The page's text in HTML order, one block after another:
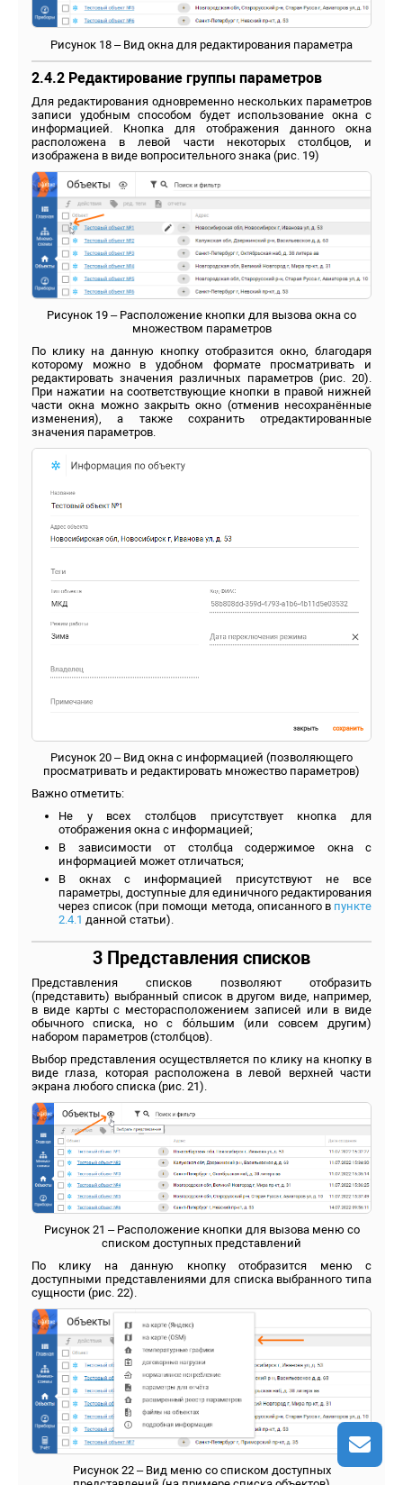
Рисунок 18 – Вид окна для редактирования параметра
2.4.2 Редактирование группы параметров
Для редактирования одновременно нескольких параметров
записи удобным способом будет использование окна с
информацией. Кнопка для отображения данного окна
расположена в левой части некоторых столбцов, и
изображена в виде вопросительного знака (рис. 19)
Рисунок 19 – Расположение кнопки для вызова окна со
множеством параметров
По клику на данную кнопку отобразится окно, благодаря
которому можно в удобном формате просматривать и
редактировать значения различных параметров (рис. 20).
При нажатии на соответствующие кнопки в правой нижней
части окна можно закрыть окно (отменив несохранённые
изменения), а также сохранить отредактированные
значения параметров.
Рисунок 20 – Вид окна с информацией (позволяющего
просматривать и редактировать множество параметров)
Важно отметить:
Не у всех столбцов присутствует кнопка для
отображения окна с информацией;
В зависимости от столбца содержимое окна с
информацией может отличаться;
В окнах с информацией присутствуют не все
параметры, доступные для единичного редактирования
через список (при помощи метода, описанного в пункте
2.4.1 данной статьи).
3 Представления списков
Представления списков позволяют отобразить
(представить) выбранный список в другом виде, например,
в виде карты с месторасположением записей или в виде
обычного списка, но с бо́льшим (или совсем другим)
набором параметров (столбцов).
Выбор представления осуществляется по клику на кнопку в
виде глаза, которая расположена в левой верхней части
экрана любого списка (рис. 21).
Рисунок 21 – Расположение кнопки для вызова меню со
списком доступных представлений
По клику на данную кнопку отобразится меню с
доступными представлениями для списка выбранного типа
сущности (рис. 22).
Рисунок 22 – Вид меню со списком доступных